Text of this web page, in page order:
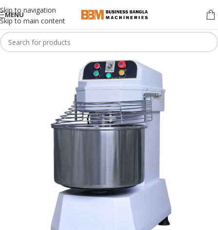
Skip to navigation
Skip to main content
MENU